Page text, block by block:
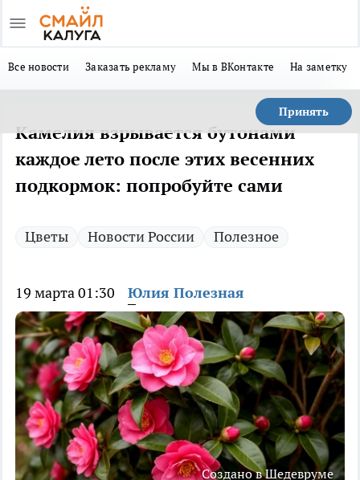
Все новости Заказать рекламу Мы в ВКонтакте На заметку
Принять
Камелия взрывается бутонами
каждое лето после этих весенних
подкормок: попробуйте сами
Цветы Новости России Полезное
19 марта 01:30 Юлия Полезная
Создано в Шедевруме